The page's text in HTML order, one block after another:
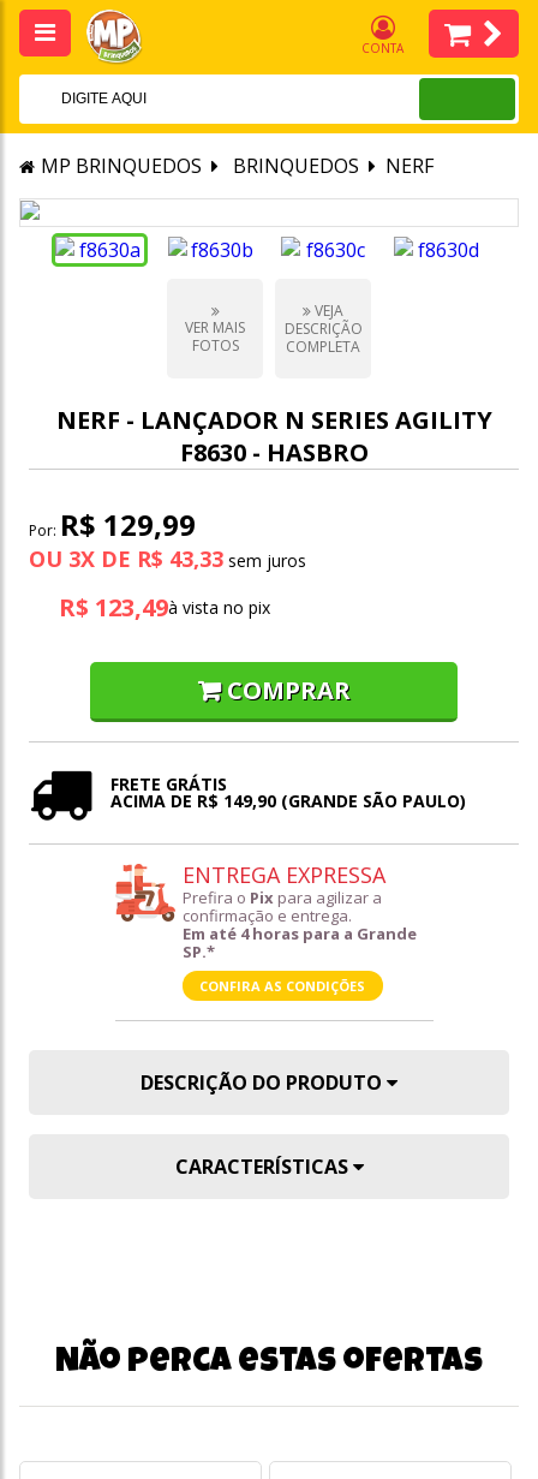
CONTA
MP BRINQUEDOS BRINQUEDOS NERF
VER MAIS
FOTOS
VEJA
DESCRIÇÃO
COMPLETA
NERF - LANÇADOR N SERIES AGILITY
F8630 - HASBRO
Por: R$ 129,99
OU 3X DE R$ 43,33
R$ 123,49à vista no pix
COMPRAR
FRETE GRÁTIS
ACIMA DE R$ 149,90 (GRANDE SÃO PAULO)
ENTREGA EXPRESSA
Prefira o Pix para agilizar a
confirmação e entrega.
Em até 4 horas para a Grande
SP.*
CONFIRA AS CONDIÇÕES
DESCRIÇÃO DO PRODUTO
CARACTERÍSTICAS
Não perca estas ofertas